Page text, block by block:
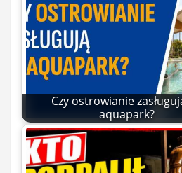
Czy ostrowianie
aquapark?